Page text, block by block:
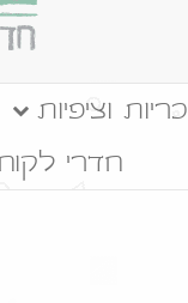
כריות וציפיות
חדרי